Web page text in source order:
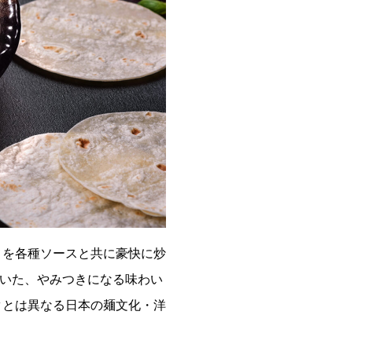
各種ソースと共に豪快に炒
た、やみつきになる味わい
は異なる日本の麺文化・洋